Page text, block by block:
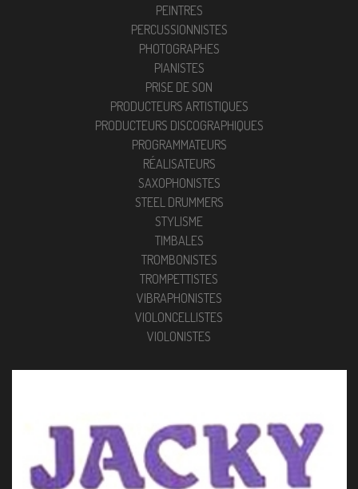
PEINTRES
PERCUSSIONNISTES
PHOTOGRAPHES
PIANISTES
PRISE DE SON
PRODUCTEURS ARTISTIQUES
PRODUCTEURS DISCOGRAPHIQUES
PROGRAMMATEURS
RÉALISATEURS
SAXOPHONISTES
STEEL DRUMMERS
STYLISME
TIMBALES
TROMBONISTES
TROMPETTISTES
VIBRAPHONISTES
VIOLONCELLISTES
VIOLONISTES